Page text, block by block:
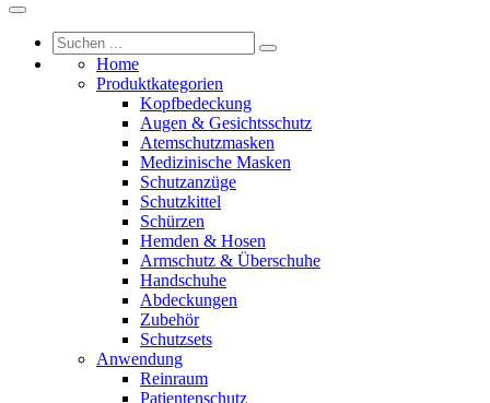
Home
Produktkategorien
Kopfbedeckung
Augen & Gesichtsschutz
Atemschutzmasken
Medizinische Masken
Schutzanzüge
Schutzkittel
Schürzen
Hemden & Hosen
Armschutz & Überschuhe
Handschuhe
Abdeckungen
Zubehör
Schutzsets
Anwendung
Reinraum
Patientenschutz